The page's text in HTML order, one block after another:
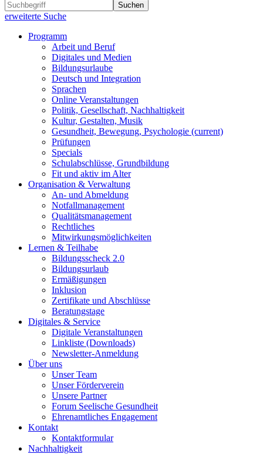
Suchen
erweiterte Suche
Programm
Arbeit und Beruf
Digitales und Medien
Bildungsurlaube
Deutsch und Integration
Sprachen
Online Veranstaltungen
Politik, Gesellschaft, Nachhaltigkeit
Kultur, Gestalten, Musik
Gesundheit, Bewegung, Psychologie (current)
Prüfungen
Specials
Schulabschlüsse, Grundbildung
Fit und aktiv im Alter
Organisation & Verwaltung
An- und Abmeldung
Notfallmanagement
Qualitätsmanagement
Rechtliches
Mitwirkungsmöglichkeiten
Lernen & Teilhabe
Bildungsscheck 2.0
Bildungsurlaub
Ermäßigungen
Inklusion
Zertifikate und Abschlüsse
Beratungstage
Digitales & Service
Digitale Veranstaltungen
Linkliste (Downloads)
Newsletter-Anmeldung
Über uns
Unser Team
Unser Förderverein
Unsere Partner
Forum Seelische Gesundheit
Ehrenamtliches Engagement
Kontakt
Kontaktformular
Nachhaltigkeit